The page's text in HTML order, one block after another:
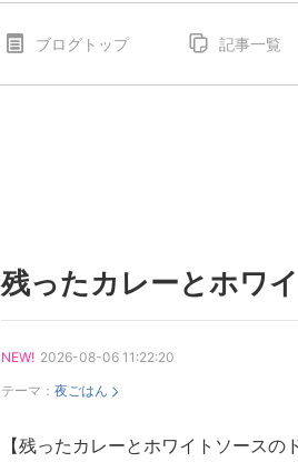
ブログトップ 記事一覧
残ったカレーとホワ
NEW! 2026-08-06 11:22:20
テーマ： 夜ごはん
【残ったカレーとホワイトソースの